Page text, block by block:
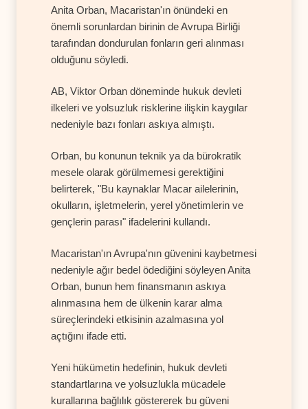
Anita Orban, Macaristan'ın önündeki en
önemli sorunlardan birinin de Avrupa Birliği
tarafından dondurulan fonların geri alınması
olduğunu söyledi.
AB, Viktor Orban döneminde hukuk devleti
ilkeleri ve yolsuzluk risklerine ilişkin kaygılar
nedeniyle bazı fonları askıya almıştı.
Orban, bu konunun teknik ya da bürokratik
mesele olarak görülmemesi gerektiğini
belirterek, "Bu kaynaklar Macar ailelerinin,
okulların, işletmelerin, yerel yönetimlerin ve
gençlerin parası" ifadelerini kullandı.
Macaristan'ın Avrupa'nın güvenini kaybetmesi
nedeniyle ağır bedel ödediğini söyleyen Anita
Orban, bunun hem finansmanın askıya
alınmasına hem de ülkenin karar alma
süreçlerindeki etkisinin azalmasına yol
açtığını ifade etti.
Yeni hükümetin hedefinin, hukuk devleti
standartlarına ve yolsuzlukla mücadele
kurallarına bağlılık göstererek bu güveni